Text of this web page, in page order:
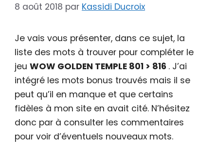
8 août 2018 par Kassidi Ducroix
Je vais vous présenter, dans ce sujet, la
liste des mots à trouver pour compléter le
jeu WOW GOLDEN TEMPLE 801 > 816 . J’ai
intégré les mots bonus trouvés mais il se
peut qu’il en manque et que certains
fidèles à mon site en avait cité. N’hésitez
donc par à consulter les commentaires
pour voir d’éventuels nouveaux mots.